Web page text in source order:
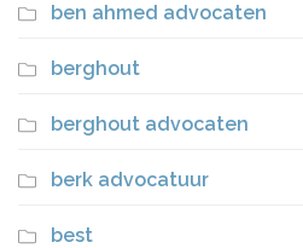
ben ahmed advocaten
berghout
berghout advocaten
berk advocatuur
best